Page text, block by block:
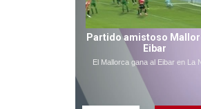
Partido amistoso
Eibar
El Mallorca gana al Eibar en La